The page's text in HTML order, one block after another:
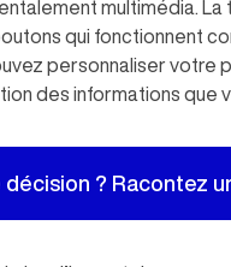
multimédia.
qui fonctionnent
personnaliser
des informations que
? Racontez